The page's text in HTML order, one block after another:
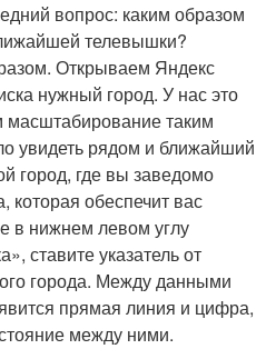
вопрос: каким образом
телевышки?
Открываем Яндекс
нужный город. У нас это
таким
увидеть рядом и ближайший
город, где вы заведомо
которая обеспечит вас
в нижнем левом углу
ставите указатель от
города. Между данными
прямая линия и цифра,
между ними.